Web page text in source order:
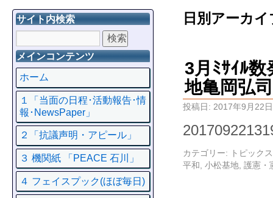
日別アーカ
3月ﾐｻｲﾙ
地亀岡弘
投稿日: 2017年9月22日
カテゴリー:
トピックス
平和 小松基地 護憲・
サイト内検索
メインコンテンツ
ホーム
１「当面の日程･活動報告･情
報･NewsPaper」
２「抗議声明・アピール」
３ 機関紙 「PEACE 石川」
４ フェイスプック(ほぼ毎日)